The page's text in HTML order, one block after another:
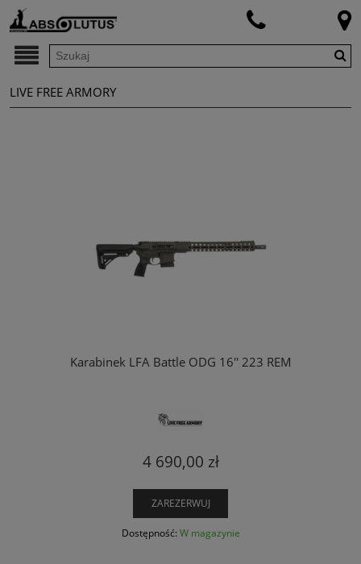
LIVE FREE ARMORY
Karabinek LFA Battle ODG 16'' 223 REM
4 690,00 zł
ZAREZERWUJ
Dostępność: W magazynie